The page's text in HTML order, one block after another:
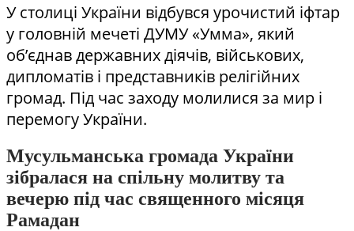
У столиці України відбувся урочистий іфтар
у головній мечеті ДУМУ «Умма», який
об’єднав державних діячів, військових,
дипломатів і представників релігійних
громад. Під час заходу молилися за мир і
перемогу України.
Мусульманська громада України
зібралася на спільну молитву та
вечерю під час священного місяця
Рамадан